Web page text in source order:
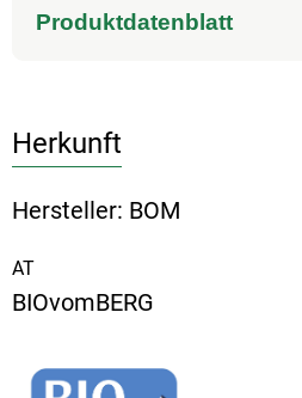
Produktdatenblatt
Herkunft
Hersteller: BOM
AT
BIOvomBERG